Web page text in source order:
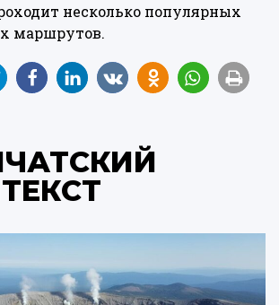
несколько популярных
маршрутов.